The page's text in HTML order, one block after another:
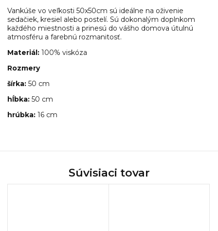
Vankúše vo veľkosti 50x50cm sú ideálne na oživenie
sedačiek, kresiel alebo postelí. Sú dokonalým doplnkom
každého miestnosti a prinesú do vášho domova útulnú
atmosféru a farebnú rozmanitosť.
Materiál: 100% viskóza
Rozmery
šírka: 50 cm
hĺbka: 50 cm
hrúbka: 16 cm
Súvisiaci tovar